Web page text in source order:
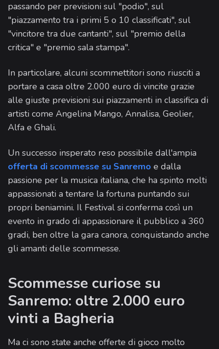
passando per previsioni sul "podio", sul
"piazzamento tra i primi 5 o 10 classificati", sul
"vincitore tra due cantanti", sul "premio della
critica" e "premio sala stampa".
In particolare, alcuni scommettitori sono riusciti a
portare a casa oltre 2.000 euro di vincite grazie
alle giuste previsioni sui piazzamenti in classifica di
artisti come Angelina Mango, Annalisa, Geolier,
Alfa e Ghali.
Un successo insperato reso possibile dall'ampia
offerta di scommesse su Sanremo e dalla
passione per la musica italiana, che ha spinto molti
appassionati a tentare la fortuna puntando sui
propri beniamini. Il Festival si conferma così un
evento in grado di appassionare il pubblico a 360
gradi, ben oltre la gara canora, conquistando anche
gli amanti delle scommesse.
Scommesse curiose su
Sanremo: oltre 2.000 euro
vinti a Bagheria
Ma ci sono state anche offerte di gioco molto